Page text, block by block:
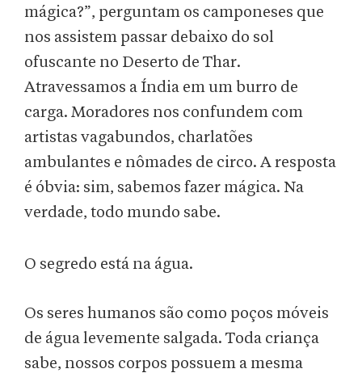
mágica?”, perguntam os camponeses que
nos assistem passar debaixo do sol
ofuscante no Deserto de Thar.
Atravessamos a Índia em um burro de
carga. Moradores nos confundem com
artistas vagabundos, charlatões
ambulantes e nômades de circo. A resposta
é óbvia: sim, sabemos fazer mágica. Na
verdade, todo mundo sabe.
O segredo está na água.
Os seres humanos são como poços móveis
de água levemente salgada. Toda criança
sabe, nossos corpos possuem a mesma